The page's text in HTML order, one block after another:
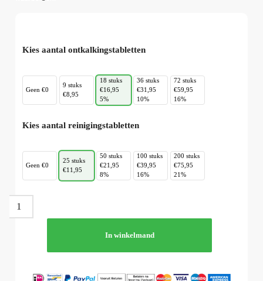
Kies aantal ontkalkingstabletten
Geen €0
9 stuks
€8,95
18 stuks
€16,95
5%
36 stuks
€31,95
10%
72 stuks
€59,95
16%
Kies aantal reinigingstabletten
Geen €0
25 stuks
€11,95
50 stuks
€21,95
8%
100 stuks
€39,95
16%
200 stuks
€75,95
21%
In winkelmand